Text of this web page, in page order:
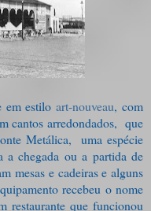
em estiloart-nouveau, com
cantos arredondados, que
Metálica,
uma espécie
a chegada ou a partida de
mesas e cadeiras e alguns
recebeu o nome
restaurante que funcionou